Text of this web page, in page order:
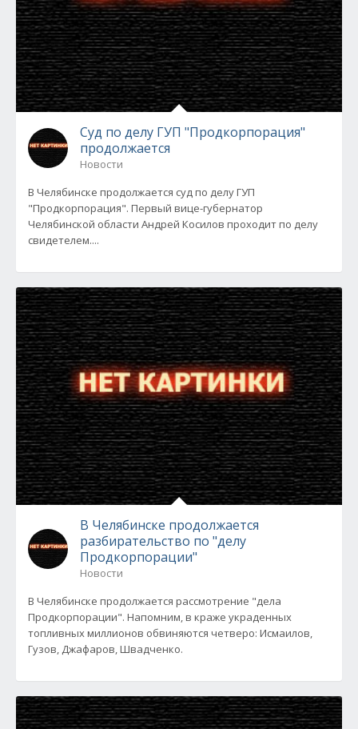
Cуд по делу ГУП "Продкорпорация"
продолжается
Новости
В Челябинске продолжается суд по делу ГУП
"Продкорпорация". Первый вице-губернатор
Челябинской области Андрей Косилов проходит по делу
свидетелем....
В Челябинске продолжается
разбирательство по "делу
Продкорпорации"
Новости
В Челябинске продолжается рассмотрение "дела
Продкорпорации". Напомним, в краже украденных
топливных миллионов обвиняются четверо: Исмаилов,
Гузов, Джафаров, Швадченко.